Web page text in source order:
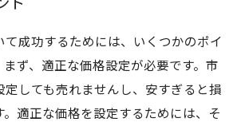
て成功するためには、いくつかのポイ
まず、適正な価格設定が必要です。市
定しても売れませんし、安すぎると損
。適正な価格を設定するためには、そ